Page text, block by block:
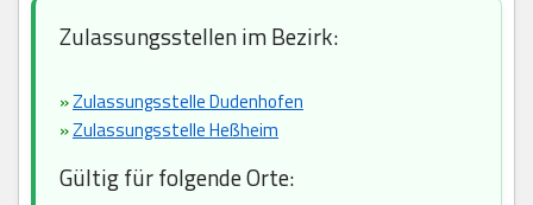
Zulassungsstellen im Bezirk:
»Zulassungsstelle Dudenhofen
»Zulassungsstelle Heßheim
Gültig für folgende Orte: